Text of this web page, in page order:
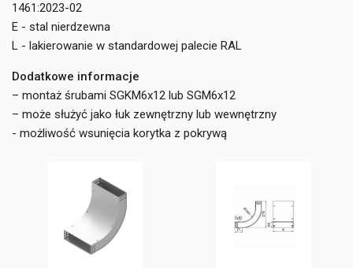
1461:2023-02
E - stal nierdzewna
L - lakierowanie w standardowej palecie RAL
Dodatkowe informacje
– montaż śrubami SGKM6x12 lub SGM6x12
– może służyć jako łuk zewnętrzny lub wewnętrzny
- możliwość wsunięcia korytka z pokrywą